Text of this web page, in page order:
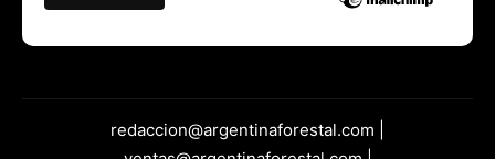
redaccion@argentinaforestal.com |